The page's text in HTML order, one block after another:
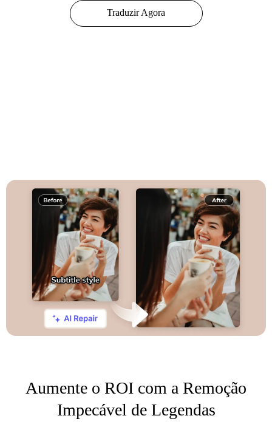
Traduzir Agora
Aumente o ROI com a Remoção
Impecável de Legendas